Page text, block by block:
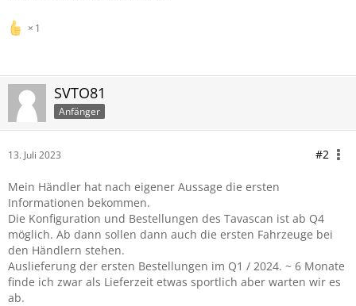
1
SVTO81
Anfänger
13. Juli 2023 #2
Mein Händler hat nach eigener Aussage die ersten
Informationen bekommen.
Die Konfiguration und Bestellungen des Tavascan ist ab Q4
möglich. Ab dann sollen dann auch die ersten Fahrzeuge bei
den Händlern stehen.
Auslieferung der ersten Bestellungen im Q1 / 2024. ~ 6 Monate
finde ich zwar als Lieferzeit etwas sportlich aber warten wir es
ab.